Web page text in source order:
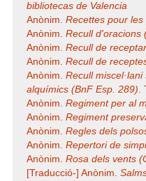
bibliotecas de Valencia
Anònim. Recettes pour
Anònim. Recull d'oracions
Anònim. Recull de
Anònim. Recull de
Anònim. Recull
alquímics (BnF Esp. 289).
Anònim. Regiment per al
Anònim. Regiment
Anònim. Regles dels
Anònim. Repertori de
Anònim. Rosa dels vents
[Traducció-] Anònim.